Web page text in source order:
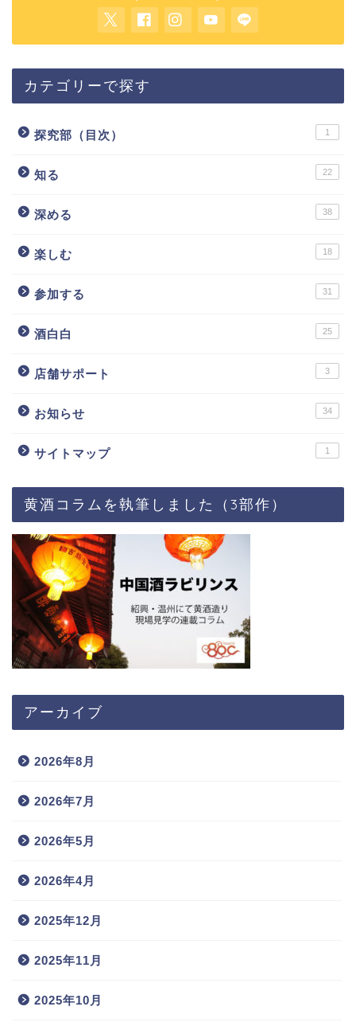
カテゴリーで探す
探究部（目次） 1
知る 22
深める 38
楽しむ 18
参加する 31
酒白白 25
店舗サポート 3
お知らせ 34
サイトマップ 1
黄酒コラムを執筆しました（3部作）
アーカイブ
2026年8月
2026年7月
2026年5月
2026年4月
2025年12月
2025年11月
2025年10月